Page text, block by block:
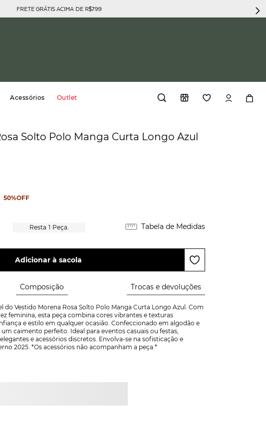
PAGUE COM
Acessórios Outlet
Solto Polo Manga Curta Longo Azul
50%OFF
1 Peça. Tabela de Medidas
Adicionar à sacola
Composição Trocas e devoluções
do Vestido Morena Rosa Solto Polo Manga Curta Longo Azul. Com
feminina, esta peça combina cores vibrantes e texturas
e estilo em qualquer ocasião. Confeccionado em algodão e
caimento perfeito. Ideal para eventos casuais ou festas,
e acessórios discretos. Envolva-se na sofisticação e
2025. *Os acessórios não acompanham a peça.*